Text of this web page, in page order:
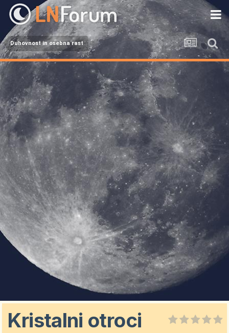
Duhovnost in osebna rast
Kristalni otroci